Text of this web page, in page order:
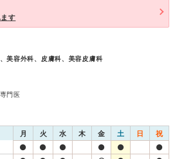
す
美容外科、皮膚科、美容皮膚科
門医
月 火 水 木 金 土 日 祝